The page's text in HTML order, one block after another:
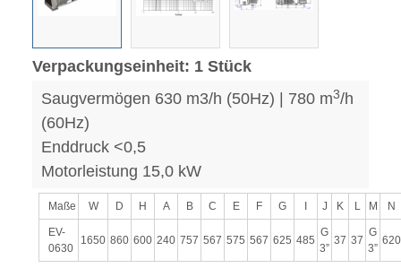
Verpackungseinheit: 1 Stück
Saugvermögen 630 m3/h (50Hz) | 780 m3/h
(60Hz)
Enddruck <0,5
Motorleistung 15,0 kW
Maße W D H A B C E F G I J K L M N
EV-
0630
1650 860 600 240 757 567 575 567 625 485
G
3”
37 37
G
3”
620